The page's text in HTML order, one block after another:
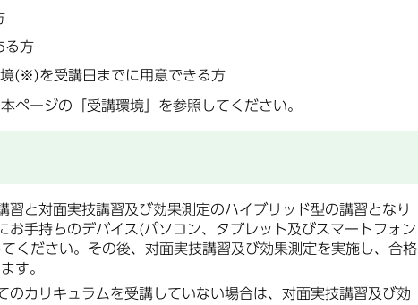
る方
(※)を受講日までに用意できる方
ページの「受講環境」を参照してください。
習と対面実技講習及び効果測定のハイブリッド型の講習となり
お手持ちのデバイス(パソコン、タブレット及びスマートフォン
ください。その後、対面実技講習及び効果測定を実施し、合格
す。
カリキュラムを受講していない場合は、対面実技講習及び効